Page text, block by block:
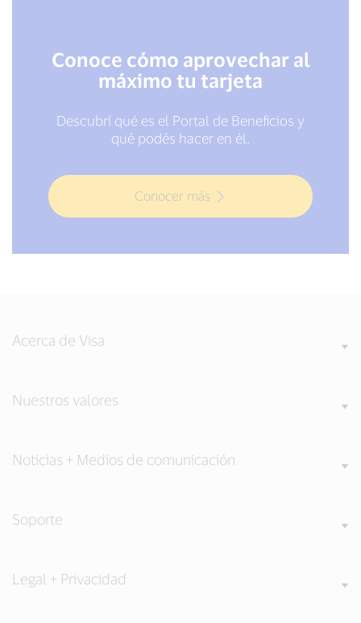
Conoce cómo aprovechar al
máximo tu tarjeta
Descubrí qué es el Portal de Beneficios y
qué podés hacer en él.
Conocer más
Acerca de Visa
Nuestros valores
Noticias + Medios de comunicación
Soporte
Legal + Privacidad